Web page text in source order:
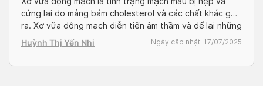
chứng
cứng lại do mảng bám cholesterol và các chất khác gây
ra. Xơ vữa động mạch diễn tiến âm thầm và để lại những
biến chứng nguy hiểm nên việc hiểu rõ nguyên nhân xơ
vữa động mạch, dấu hiệu nhận biết có vai […]
Huỳnh Thị Yến Nhi Ngày cập nhật: 17/07/2025